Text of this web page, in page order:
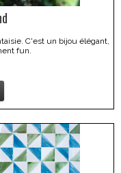
C'est un bijou élégant,
fun.